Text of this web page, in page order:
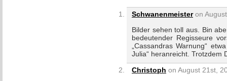
Schwanenmeisteron
Bilder sehen toll aus. Bin
bedeutender Regisseure
„Cassandras Warnung“
Julia“ heranreicht. Trotzdem
Christoph on August 21st,